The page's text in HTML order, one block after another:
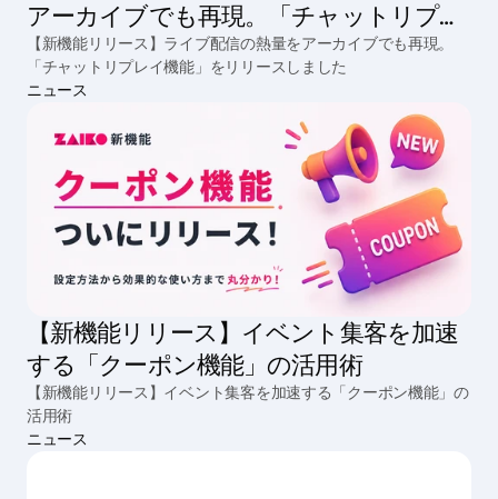
アーカイブでも再現。「チャットリプレ
イ機能」をリリースしました
【新機能リリース】ライブ配信の熱量をアーカイブでも再現。
「チャットリプレイ機能」をリリースしました
ニュース
【新機能リリース】イベント集客を加速
する「クーポン機能」の活用術
【新機能リリース】イベント集客を加速する「クーポン機能」の
活用術
ニュース